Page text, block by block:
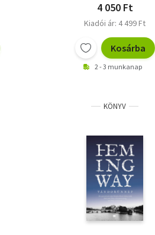
4 050 Ft
Kiadói ár: 4 499 Ft
Kosárba
2 - 3 munkanap
KÖNYV